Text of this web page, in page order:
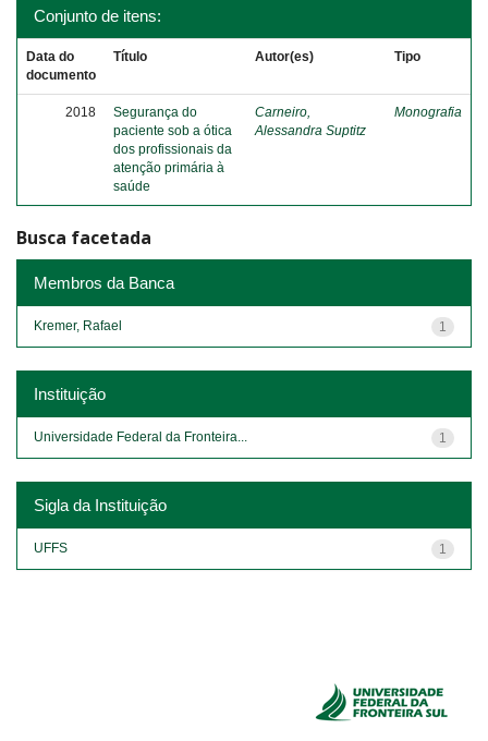
Conjunto de itens:
Data do
documento
Título Autor(es) Tipo
2018
Segurança do
paciente sob a ótica
dos profissionais da
atenção primária à
saúde
Carneiro,
Alessandra Suptitz
Monografia
Busca facetada
Membros da Banca
1
Kremer, Rafael
Instituição
1
Universidade Federal da Fronteira...
Sigla da Instituição
1
UFFS